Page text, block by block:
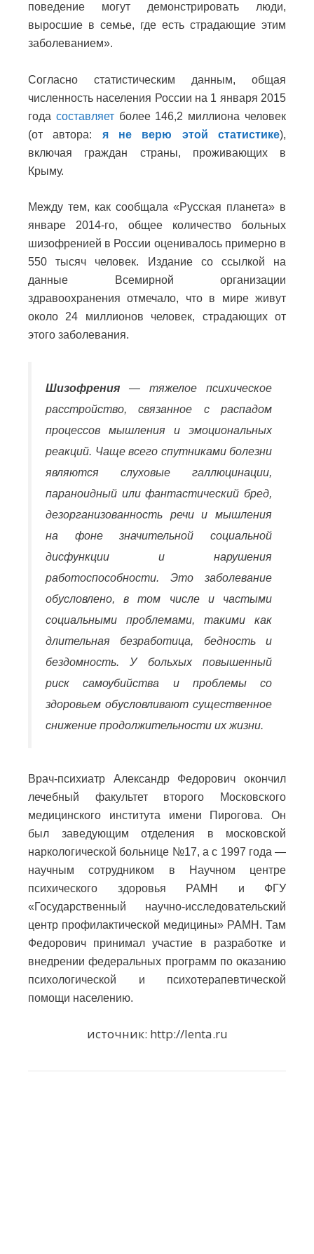
поведение могут демонстрировать люди,
выросшие в семье, где есть страдающие этим
заболеванием».
Согласно статистическим данным, общая
численность населения России на 1 января 2015
года составляетболее 146,2 миллиона человек
(от автора:
я не верю этой статистике),
включая граждан страны, проживающих в
Крыму.
Между тем, как сообщала «Русская планета» в
январе 2014-го, общее количество больных
шизофренией в России оценивалось примерно в
550 тысяч человек. Издание со ссылкой на
данные Всемирной организации
здравоохранения отмечало, что в мире живут
около 24 миллионов человек, страдающих от
этого заболевания.
Шизофрения — тяжелое психическое
расстройство, связанное с распадом
процессов мышления и эмоциональных
реакций. Чаще всего спутниками болезни
являются слуховые галлюцинации,
параноидный или фантастический бред,
дезорганизованность речи и мышления
на фоне значительной социальной
дисфункции и нарушения
работоспособности. Это заболевание
обусловлено, в том числе и частыми
социальными проблемами, такими как
длительная безработица, бедность и
бездомность. У больхых повышенный
риск самоубийства и проблемы со
здоровьем обусловливают существенное
снижение продолжительности их жизни.
Врач-психиатр Александр Федорович окончил
лечебный факультет второго Московского
медицинского института имени Пирогова. Он
был заведующим отделения в московской
наркологической больнице №17, а с 1997 года —
научным сотрудником в Научном центре
психического здоровья РАМН и ФГУ
«Государственный научно-исследовательский
центр профилактической медицины» РАМН. Там
Федорович принимал участие в разработке и
внедрении федеральных программ по оказанию
психологической и психотерапевтической
помощи населению.
источник: http://lenta.ru